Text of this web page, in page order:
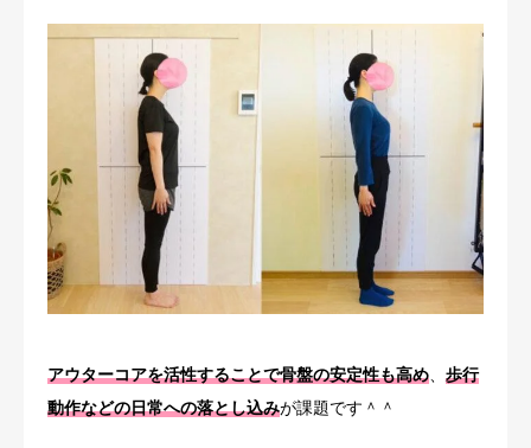
アウターコアを活性することで骨盤の安定性も高め
歩行
動作などの日常への落とし込みが課題です＾＾